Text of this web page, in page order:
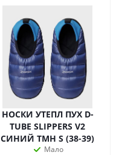
НОСКИ УТЕПЛ ПУХ D-
TUBE SLIPPERS V2
СИНИЙ ТМН S (38-39)
Мало